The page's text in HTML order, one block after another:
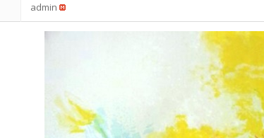
admin